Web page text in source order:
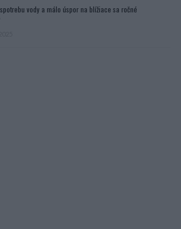
vody a málo úspor na blížiace sa ročné